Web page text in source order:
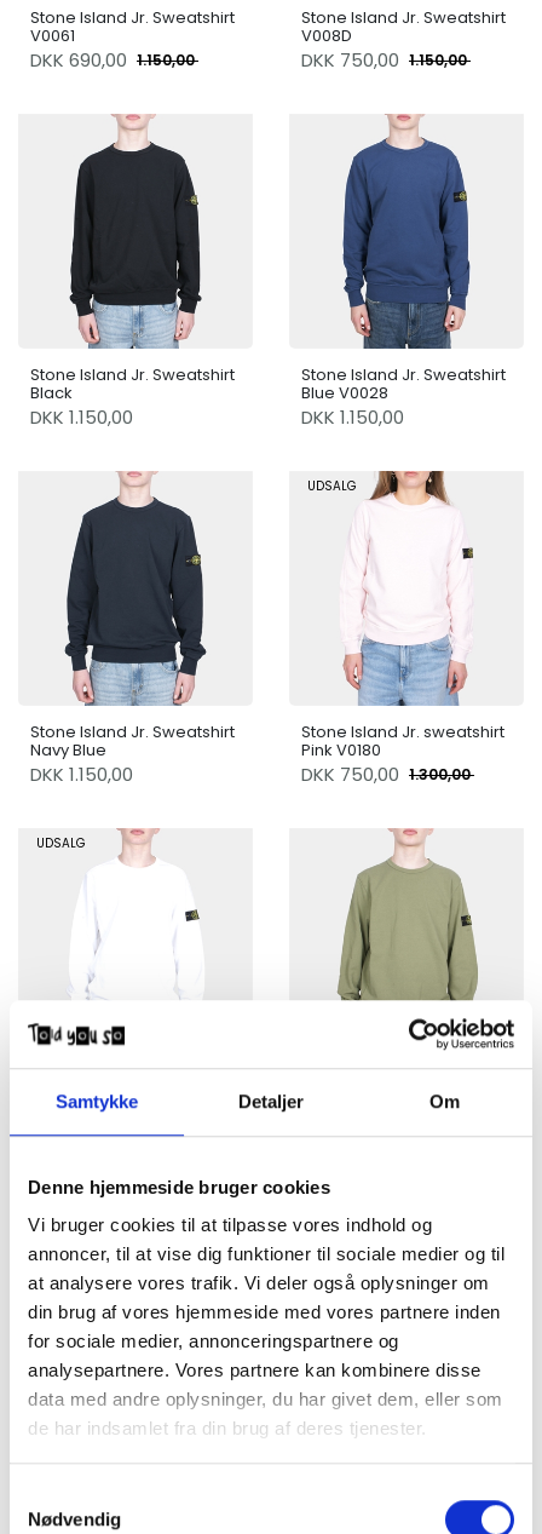
Samtykke Detaljer Om
Denne hjemmeside bruger cookies
Vi bruger cookies til at tilpasse vores indhold og
annoncer, til at vise dig funktioner til sociale medier og til
at analysere vores trafik. Vi deler også oplysninger om
din brug af vores hjemmeside med vores partnere inden
for sociale medier, annonceringspartnere og
analysepartnere. Vores partnere kan kombinere disse
data med andre oplysninger, du har givet dem, eller som
de har indsamlet fra din brug af deres tjenester.
Nødvendig
Stone Island Jr. Sweatshirt
V0061
DKK 690,00 1.150,00
Stone Island Jr. Sweatshirt
V008D
DKK 750,00 1.150,00
Stone Island Jr. Sweatshirt
Black
DKK 1.150,00
Stone Island Jr. Sweatshirt
Blue V0028
DKK 1.150,00
Stone Island Jr. Sweatshirt
Navy Blue
DKK 1.150,00
UDSALG
Stone Island Jr. sweatshirt
Pink V0180
DKK 750,00 1.300,00
UDSALG
Stone Island Jr. Sweatshirt
V0001 White
DKK625,001.150,00
Stone Island Jr. Sweatshirt
V0058
DKK 1.150,00
V0141
Stone Island Jr. sweatshirt
V014A